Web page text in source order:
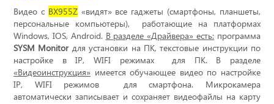
Видео c BX955Z«видят» все гаджеты (смартфоны, планшеты,
персональные компьютеры),
работающие на платформах
Windows, IOS, Android. В разделе «Драйвера» есть: программа
SYSM Monitorдля установки на ПК, текстовые инструкции по
настройке вIP,WIFI режимах
для ПК. В разделе
«Видеоинструкция» имеется обучающее видео по настройке
IP, WIFIрежимов
для смартфона. Микрокамера
автоматически записывает и сохраняет видеофайлы на карту